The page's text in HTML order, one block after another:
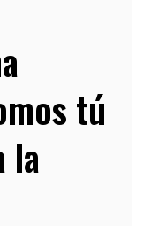
tú
la